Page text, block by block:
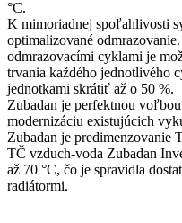
°C.
K mimoriadnej spoľahlivosti
optimalizované
odmrazovacími cyklami je
trvania každého jednotlivého
jednotkami skrátiť až o 50 %.
Zubadan je perfektnou
modernizáciu existujúcich
Zubadan je predimenzovanie
TČ vzduch-voda Zubadan
až 70 °C, čo je spravidla
radiátormi.